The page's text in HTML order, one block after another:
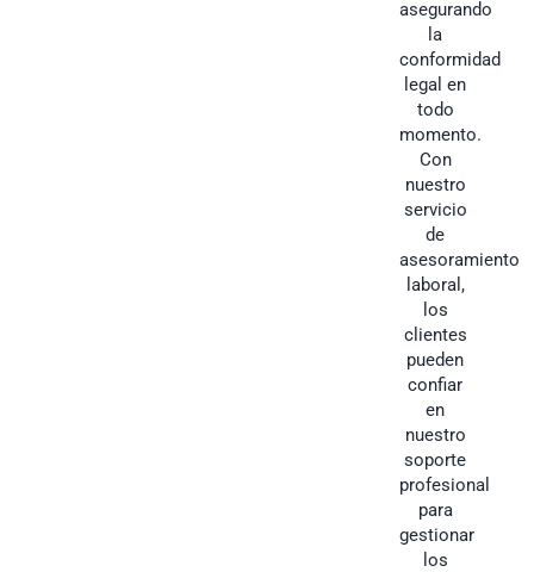
asegurando
la
conformidad
legal en
todo
momento.
Con
nuestro
servicio
de
asesoramiento
laboral,
los
clientes
pueden
confiar
en
nuestro
soporte
profesional
para
gestionar
los